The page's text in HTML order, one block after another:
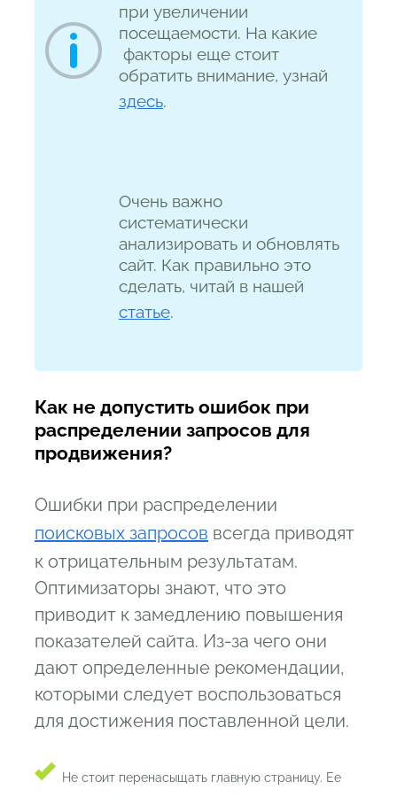
при увеличении
посещаемости. На какие
факторы еще стоит
обратить внимание, узнай
здесь.
Очень важно
систематически
анализировать и обновлять
сайт. Как правильно это
сделать, читай в нашей
статье.
Как не допустить ошибок при
распределении запросов для
продвижения?
Ошибки при распределении
поисковых запросов всегда приводят
к отрицательным результатам.
Оптимизаторы знают, что это
приводит к замедлению повышения
показателей сайта. Из-за чего они
дают определенные рекомендации,
которыми следует воспользоваться
для достижения поставленной цели.
Не стоит перенасыщать главную страницу. Ее